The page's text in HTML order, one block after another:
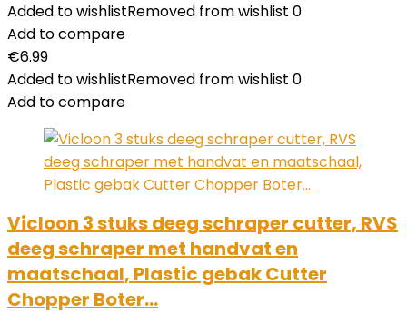
Added to wishlistRemoved from wishlist 0
Add to compare
€6.99
Added to wishlistRemoved from wishlist 0
Add to compare
Vicloon 3 stuks deeg schraper cutter, RVS
deeg schraper met handvat en
maatschaal, Plastic gebak Cutter
Chopper Boter…